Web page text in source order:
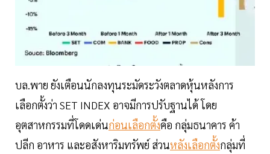
บล.พาย ยังเตือนนักลงทุนระมัดระวังตลาดหุ้นหลังการ
เลือกตั้งว่า SET INDEX อาจมีการปรับฐานได้ โดย
อุตสาหกรรมที่โดดเด่นก่อนเลือกตั้งคือ กลุ่มธนาคาร ค้า
ปลีก อาหาร และอสังหาริมทรัพย์ ส่วนหลังเลือกตั้งกลุ่มที่